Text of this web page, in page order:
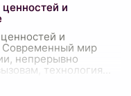
и
и
Современный мир
непрерывно
технология